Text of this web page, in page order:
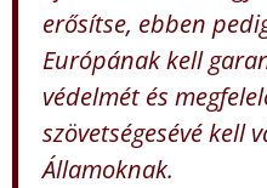
erősítse, ebben
Európának kell
védelmét és
szövetségesévé kell
Államoknak.